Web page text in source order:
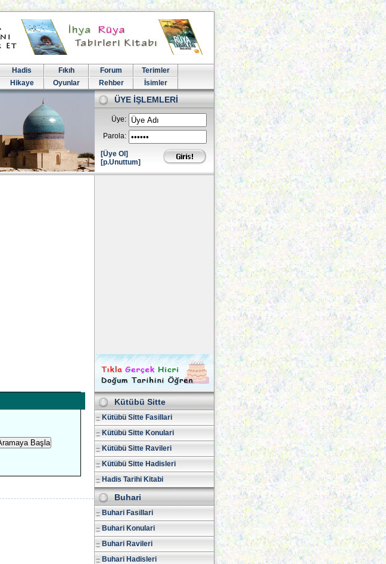
Hadis Fıkıh Forum
Terimler
Hikaye Oyunlar Rehber İsimler
ÜYE İŞLEMLERİ
Üye:
Parola:
[Üye Ol]
[p.Unuttum]
Kütübü Sitte
Kütübü Sitte Fasillari
Kütübü Sitte Konulari
Kütübü Sitte Ravileri
Kütübü Sitte Hadisleri
Hadis Tarihi Kitabi
Buhari
Buhari Fasillari
Buhari Konulari
Buhari Ravileri
Buhari Hadisleri